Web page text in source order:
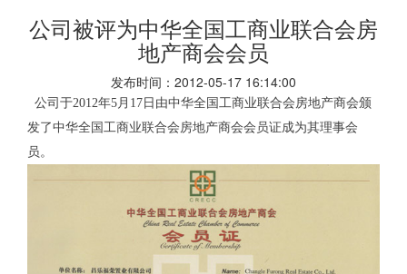
公司被评为中华全国工商业联合会房
地产商会会员
发布时间：2012-05-17 16:14:00
公司于2012年5月17日由中华全国工商业联合会房地产商会颁
发了中华全国工商业联合会房地产商会会员证成为其理事会
员。